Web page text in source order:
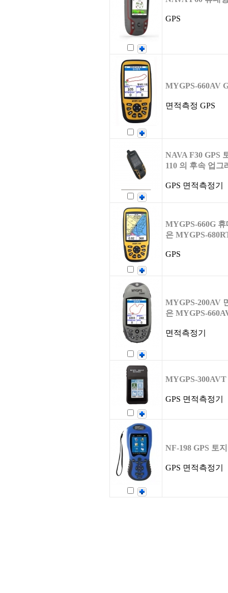
GPS
MYGPS-660AV
면적측정 GPS
NAVA F30 GPS
110 의 후속 업그
GPS 면적측정기
MYGPS-660G
은 MYGPS-
GPS
MYGPS-200AV
은 MYGPS-
면적측정기
MYGPS-
GPS 면적측정기
NF-198 GPS 토
GPS 면적측정기